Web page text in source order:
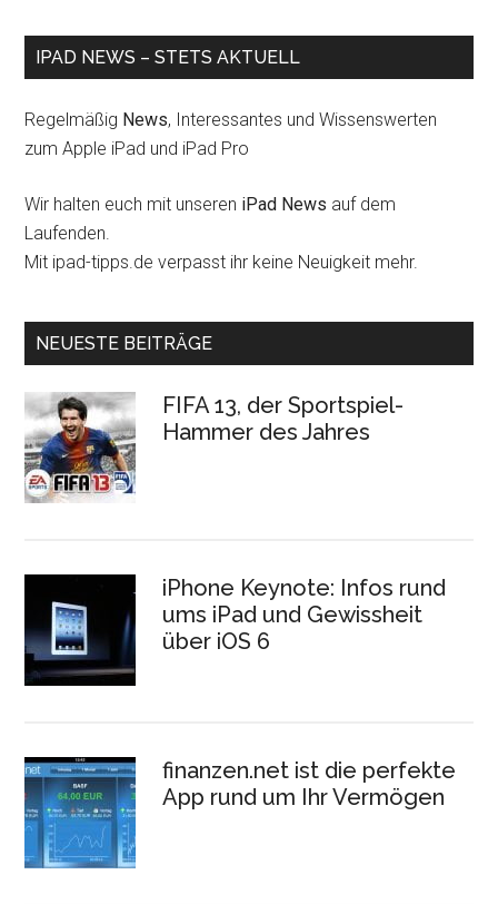
IPAD NEWS – STETS AKTUELL
Regelmäßig News, Interessantes und Wissenswerten
zum Apple iPad und iPad Pro
Wir halten euch mit unseren iPad News auf dem
Laufenden.
Mit ipad-tipps.de verpasst ihr keine Neuigkeit mehr.
NEUESTE BEITRÄGE
FIFA 13, der Sportspiel-
Hammer des Jahres
iPhone Keynote: Infos rund
ums iPad und Gewissheit
über iOS 6
finanzen.net ist die perfekte
App rund um Ihr Vermögen